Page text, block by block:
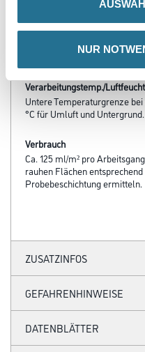
NUR
- Hoch reinigungsfähig
- Diffusionsfähig
- Beständig gegen wäßrige
Haushaltsreinigungsmittel
Verarbeitungstemp./
Untere Temperaturgrenze
°C für Umluft und Untergrund.
Verbrauch
Ca. 125 ml/m² pro
rauhen Flächen
Probebeschichtung ermitteln.
ZUSATZINFOS
GEFAHRENHINWEISE
DATENBLÄTTER